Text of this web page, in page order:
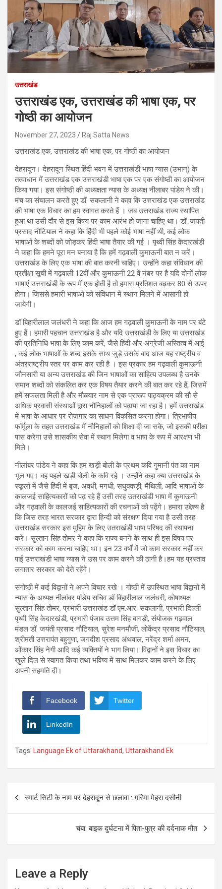
उत्तराखंड
उत्तराखंड एक, उत्तराखंड की भाषा एक, पर
गोष्ठी का आयोजन
November 27, 2023 Raj Satta News
उत्तराखंड एक, उत्तराखंड की भाषा एक, पर गोष्ठी का आयोजन
देहरादून। देहरादून स्थित हिंदी भवन में उत्तराखंडी भाषा न्यास (उभान्) के
तत्वाधान में उत्तराखंड एक उत्तराखंडी भाषा एक पर एक संगोष्ठी का आयोजन
किया गया। इस संगोष्ठी की अध्यक्षता न्यास के अध्यक्ष नीलाबर पांडेय ने की।
मंच का संचालन करते हुए डॉ. सकलानी ने कहा कि उत्तराखंड एक उत्तराखंड
की भाषा एक विचार का हम स्वागत करते हैं । जब उत्तराखंड राज्य स्थापित
हुआ था उसी दौर से इस विषय पर काम आरंभ हो जाना चाहिए था। डॉ. जयंती
प्रसाद नौटियाल ने कहा कि हिंदी भी पहले कोई भाषा नहीं थी, कई लोक
भाषाओं के शब्दों को जोड़कर हिंदी भाषा तैयार की गई । पृथ्वी सिंह केदारखंडी
ने कहा कि हमने पूरा मन बनाया है कि हमें गढ़वाली कुमाऊनी बात न करें।
उत्तराखंड के लिए एक भाषा की बात करनी चाहिए। उन्होंने कहा संविधान की
प्रतीक्षा सूची में गढ़वाली 12वीं और कुमाऊनी 22 वें नंबर पर है यदि दोनों लोक
भाषाएं उत्तराखंडी के रूप में एक होती है तो हमारा प्रतिशत बढ़कर 80 से ऊपर
होगा। जिससे हमारी भाषाओं को संविधान में स्थान मिलने में आसानी हो
जायेगी।
डॉ बिहारीलाल जलंधरी ने कहा कि आज हम गढ़वाली कुमाऊनी के नाम पर बंटे
हुए हैं। हमारी पहचान उत्तराखंड है और यदि उत्तराखंडी के लिए या उत्तराखंड
की प्रतिनिधि भाषा के लिए काम करें, जैसे हिंदी और अंग्रेजी अस्तित्व में आई
, कई लोक भाषाओं के शब्द इसके साथ जुड़े उसके बाद आज यह राष्ट्रीय व
अंतरराष्ट्रीय स्तर पर काम कर रही है । इस प्रकार हम गढ़वाली कुमाऊनी
जौनसारी या अन्य उत्तराखंड की जिन भाषाओं का साहित्य उपलब्ध है उनके
समान शब्दों को संकलित कर एक विषय तैयार करने की बात कर रहे हैं, जिसमें
हमें सफलता मिली है और मौळ्यार नाम से एक प्रारूप पाठ्यक्रम की सौ से
अधिक प्रवासी संस्थाओं द्वारा नौनिहालों को पढ़ाया जा रहा है। हमें उत्तराखंड
में भाषा के आधार पर रोजगार का साधन विकसित करना होगा। त्रिभाषीय
फॉर्मूला के तहत उत्तराखंड में नौनिहालों को शिक्षा दी जा सके, जो इसकी परीक्षा
पास करेगा उसे शासकीय सेवा में स्थान मिलेगा व भाषा के रूप में आरक्षण भी
मिले।
नीलांबर पांडेय ने कहा कि हम खड़ी बोली के प्रथम कवि गुमानी पंत का नाम
भूल गए। वह पहले खड़ी बोली के कवि रहे । उन्होंने कहा क्या उत्तराखंड के
स्कूलों में जैसे हिंदी में बृज, अवधी, मगधी, सधुक्कड़ी, मैथिली, आदि भाषाओं के
कालजई साहित्यकारों को पढ़ रहे हैं उसी तरह उतराखंडी भाषा में कुमाऊनी
और गढ़वाली के कालजई साहित्यकारों की रचनाओं को पढ़ेंगे। हमारा उद्देश्य है
कि जिस तरह भारत सरकार द्वारा हिन्दी को संरक्षण दिया गया है उसी तरह
उत्तराखंड सरकार इस मुहिम के लिए उतराखंडी भाषा परिषद की स्थापना
करे। सुल्तान सिंह तोमर ने कहा कि राज्य बनने के साथ ही इस विषय पर
सरकार को काम करना चाहिए था। इन 23 वर्षों में जो काम सरकार नहीं कर
पाई उत्तराखंडी भाषा न्यास ने उस पर काम करने की ठानी है।हम यह प्रस्ताव
लगातार सरकार को देते रहेंगे।
संगोष्ठी में कई विद्वानों ने अपने विचार रखे । गोष्ठी में उपस्थित भाषा विद्वानों में
न्यास के अध्यक्ष नीलांबर पांडेय सचिव डॉ बिहारीलाल जलंधरी, कोषाध्यक्ष
सुल्तान सिंह तोमर, प्रभारी उत्तराखंड डॉ एम.आर. सकलानी, प्रभारी दिल्ली
पृथ्वी सिंह केदारखंडी, प्रभारी पंजाब उत्तम सिंह बागड़ी, संयोजक गढ़वाल
मंडल डॉ. जयंती प्रसाद नौटियाल, सुरेश मनमौजी, लोकेंद्र प्रसाद नौटियाल,
श्रीमती उत्तरापंत बहुगुणा, जगदीश प्रसाद अंथवाल, नरेंद्र शर्मा अमन,
ओंकार सिंह नेगी आदि कई व्यक्तियों ने भाग लिया। विद्वानों ने इस विचार का
खुले दिल से स्वागत किया तथा भविष्य में साथ मिलकर काम करने के लिए
अपनी सहमति दी।
Facebook Twitter
LinkedIn
Tags: Language Ek of Uttarakhand, Uttarakhand Ek
स्मार्ट सिटी के नाम पर देहरादून से छलावा : गरिमा मेहरा दसौनी
चंबा: बाइक दुर्घटना में पिता-पुत्र की दर्दनाक मौत
Leave a Reply